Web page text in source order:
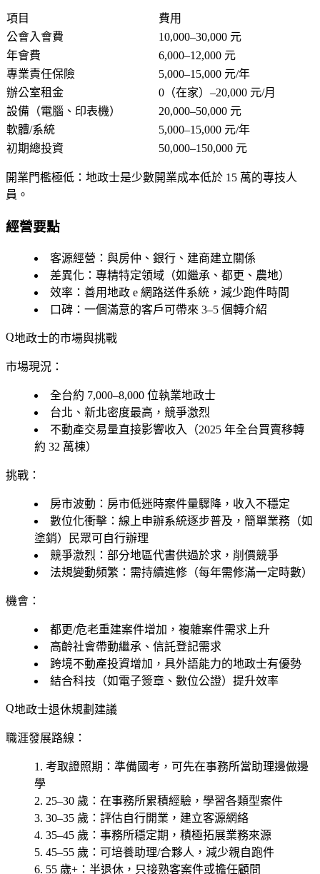
項目
費用
公會入會費
10,000–30,000 元
年會費
6,000–12,000 元
專業責任保險
5,000–15,000 元/年
辦公室租金
0（在家）–20,000 元/月
設備（電腦、印表機）
20,000–50,000 元
軟體/系統
5,000–15,000 元/年
初期總投資
50,000–150,000 元
開業門檻極低 ：地政士是少數開業成本低於 15 萬的專技人
員。
經營要點
客源經營 ：與房仲、銀行、建商建立關係
差異化 ：專精特定領域（如繼承、都更、農地）
效率 ：善用地政 e 網路送件系統，減少跑件時間
口碑 ：一個滿意的客戶可帶來 3–5 個轉介紹
地政士的市場與挑戰
市場現況：
全台約 7,000–8,000 位執業地政士
台北、新北密度最高，競爭激烈
不動產交易量直接影響收入（2025 年全台買賣移轉
約 32 萬棟）
挑戰：
房市波動 ：房市低迷時案件量驟降，收入不穩定
數位化衝擊 ：線上申辦系統逐步普及，簡單業務（如
塗銷）民眾可自行辦理
競爭激烈 ：部分地區代書供過於求，削價競爭
法規變動頻繁 ：需持續進修（每年需修滿一定時數）
機會：
都更/危老重建案件增加，複雜案件需求上升
高齡社會帶動繼承、信託登記需求
跨境不動產投資增加，具外語能力的地政士有優勢
結合科技（如電子簽章、數位公證）提升效率
地政士退休規劃建議
職涯發展路線：
考取證照期 ：準備國考，可先在事務所當助理邊做邊
學
25–30 歲 ：在事務所累積經驗，學習各類型案件
30–35 歲 ：評估自行開業，建立客源網絡
35–45 歲 ：事務所穩定期，積極拓展業務來源
45–55 歲 ：可培養助理/合夥人，減少親自跑件
55 歲+ ：半退休，只接熟客案件或擔任顧問